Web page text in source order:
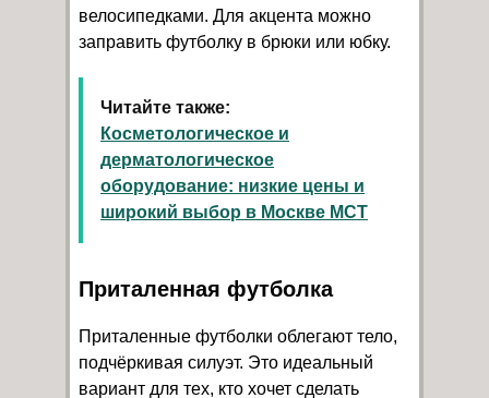
велосипедками. Для акцента можно
заправить футболку в брюки или юбку.
Читайте также:
Косметологическое и
дерматологическое
оборудование: низкие цены и
широкий выбор в Москве МСТ
Приталенная футболка
Приталенные футболки облегают тело,
подчёркивая силуэт. Это идеальный
вариант для тех, кто хочет сделать